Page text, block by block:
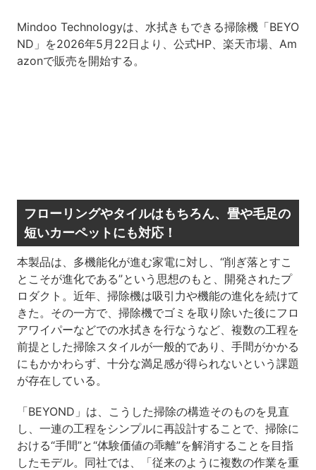
Mindoo Technologyは、水拭きもできる掃除機「BEYO
ND」を2026年5月22日より、公式HP、楽天市場、Am
azonで販売を開始する。
フローリングやタイルはもちろん、畳や毛足の
短いカーペットにも対応！
本製品は、多機能化が進む家電に対し、“削ぎ落とすこ
とこそが進化である”という思想のもと、開発されたプ
ロダクト。近年、掃除機は吸引力や機能の進化を続けて
きた。その一方で、掃除機でゴミを取り除いた後にフロ
アワイパーなどでの水拭きを行なうなど、複数の工程を
前提とした掃除スタイルが一般的であり、手間がかかる
にもかかわらず、十分な満足感が得られないという課題
が存在している。
「BEYOND」は、こうした掃除の構造そのものを見直
し、一連の工程をシンプルに再設計することで、掃除に
おける“手間”と“体験価値の乖離”を解消することを目指
したモデル。同社では、「従来のように複数の作業を重